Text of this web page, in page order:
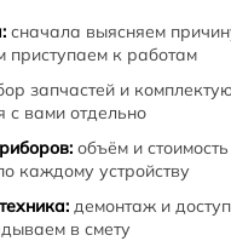
сначала выясняем
приступаем к работам
запчастей и
с вами отдельно
объём и
каждому устройству
демонтаж и
в смету